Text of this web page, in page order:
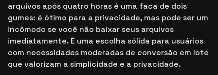
arquivos após quatro horas é uma faca de dois
gumes: é ótimo para a privacidade, mas pode ser um
incômodo se você não baixar seus arquivos
imediatamente. É uma escolha sólida para usuários
com necessidades moderadas de conversão em lote
que valorizam a simplicidade e a privacidade.